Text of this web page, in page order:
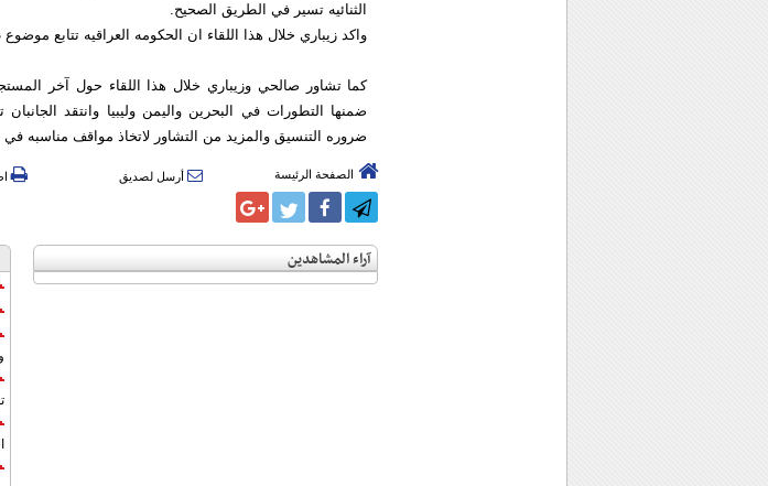
الثنائيه تسير في الطريق الصحيح.
واكد زيباري خلال هذا اللقاء ان الحكومه العراقيه تتابع
كما تشاور صالحي وزيباري خلال هذا اللقاء حول آخر
ضمنها التطورات في البحرين واليمن وليبيا وانتقد
ضروره التنسيق والمزيد من التشاور لاتخاذ مواقف مناسبه
الصفحة الرئيسة أرسل لصديق
آراء المشاهدين